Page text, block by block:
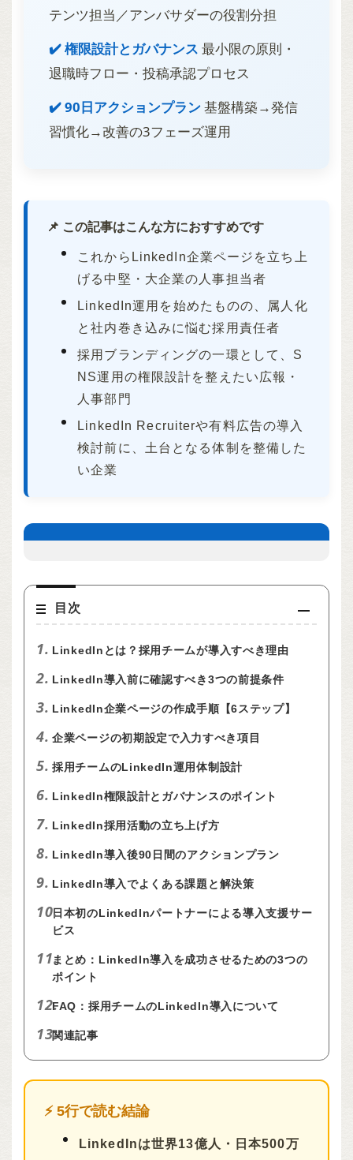
テンツ担当／アンバサダーの役割分担
✔️ 権限設計とガバナンス 最小限の原則・
退職時フロー・投稿承認プロセス
✔️ 90日アクションプラン基盤構築→発信
習慣化→改善の3フェーズ運用
📌 この記事はこんな方におすすめです
これからLinkedIn企業ページを立ち上
げる中堅・大企業の人事担当者
LinkedIn運用を始めたものの、属人化
と社内巻き込みに悩む採用責任者
採用ブランディングの一環として、S
NS運用の権限設計を整えたい広報・
人事部門
LinkedIn Recruiterや有料広告の導入
検討前に、土台となる体制を整備した
い企業
目次
1. LinkedInとは？採用チームが導入すべき理由
2. LinkedIn導入前に確認すべき3つの前提条件
3. LinkedIn企業ページの作成手順【6ステップ】
4. 企業ページの初期設定で入力すべき項目
5. 採用チームのLinkedIn運用体制設計
6. LinkedIn権限設計とガバナンスのポイント
7. LinkedIn採用活動の立ち上げ方
8. LinkedIn導入後90日間のアクションプラン
9. LinkedIn導入でよくある課題と解決策
10.日本初のLinkedInパートナーによる導入支援サー
ビス
11.まとめ：LinkedIn導入を成功させるための3つの
ポイント
12.FAQ：採用チームのLinkedIn導入について
13.関連記事
⚡ 5行で読む結論
LinkedInは世界13億人・日本500万